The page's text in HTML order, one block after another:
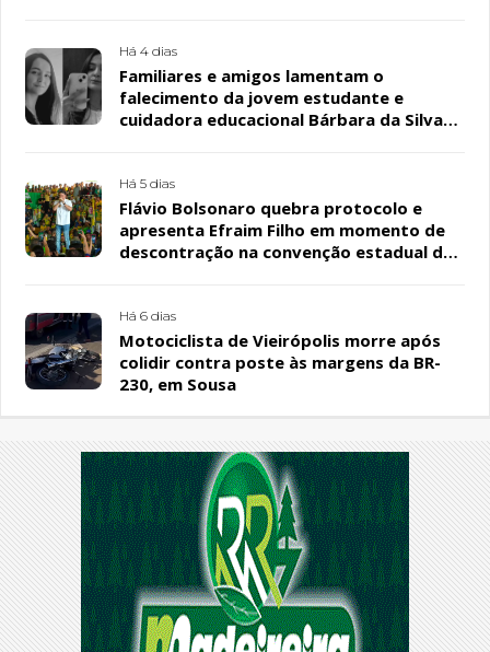
Há 4 dias
Familiares e amigos lamentam o
falecimento da jovem estudante e
cuidadora educacional Bárbara da Silva
Há 5 dias
Flávio Bolsonaro quebra protocolo e
apresenta Efraim Filho em momento de
descontração na convenção estadual do
Há 6 dias
Motociclista de Vieirópolis morre após
colidir contra poste às margens da BR-
230, em Sousa